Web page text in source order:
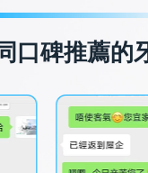
口碑推薦的